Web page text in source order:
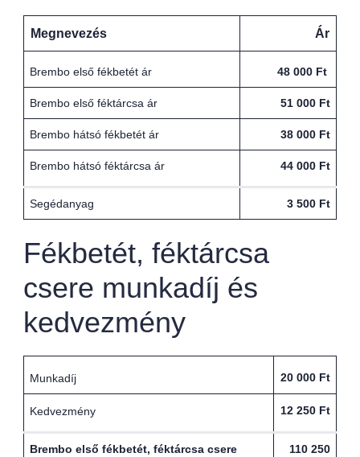
Megnevezés Ár
Brembo első fékbetét ár 48 000 Ft
Brembo első féktárcsa ár 51 000 Ft
Brembo hátsó fékbetét ár 38 000 Ft
Brembo hátsó féktárcsa ár 44 000 Ft
Segédanyag 3 500 Ft
Fékbetét, féktárcsa
csere munkadíj és
kedvezmény
Munkadíj 20 000 Ft
Kedvezmény 12 250 Ft
Brembo első fékbetét, féktárcsa csere
110 250